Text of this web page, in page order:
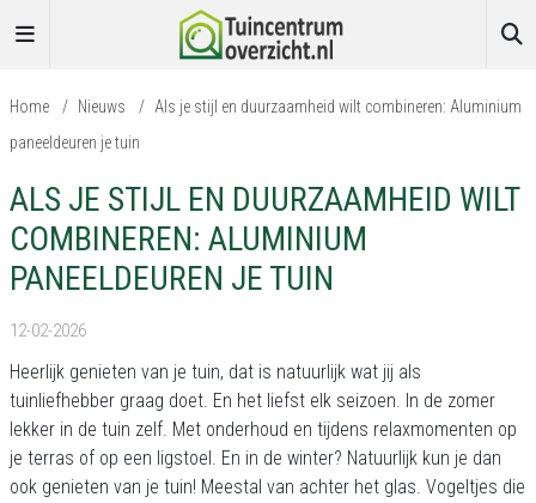
Home / Nieuws / Als je stijl en duurzaamheid wilt combineren: Aluminium
paneeldeuren je tuin
ALS JE STIJL EN DUURZAAMHEID WILT
COMBINEREN: ALUMINIUM
PANEELDEUREN JE TUIN
12-02-2026
Heerlijk genieten van je tuin, dat is natuurlijk wat jij als
tuinliefhebber graag doet. En het liefst elk seizoen. In de zomer
lekker in de tuin zelf. Met onderhoud en tijdens relaxmomenten op
je terras of op een ligstoel. En in de winter? Natuurlijk kun je dan
ook genieten van je tuin! Meestal van achter het glas. Vogeltjes die